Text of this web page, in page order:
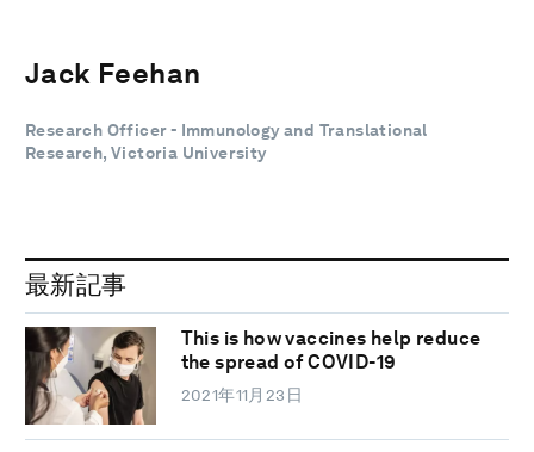
Jack Feehan
Research Officer - Immunology and Translational
Research, Victoria University
最新記事
This is how vaccines help reduce
the spread of COVID-19
2021年11月23日